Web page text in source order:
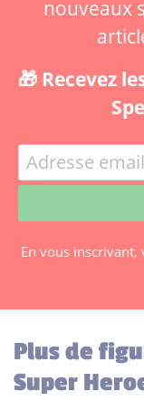
nouveaux
🎁 Recevez
En vous inscrivant,
Plus de
Super